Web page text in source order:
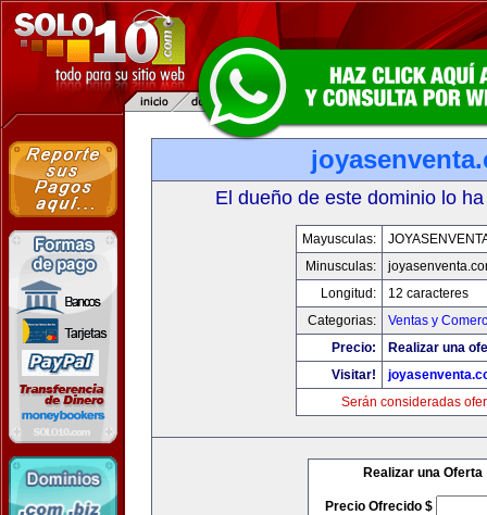
El dueño de este dominio lo
Mayusculas:
Minusculas:
Longitud:
12 caracteres
Categorias:
Ventas y
Precio:
Realizar una
Visitar!
Serán consideradas
Realizar una Oferta
Precio Ofrecido $